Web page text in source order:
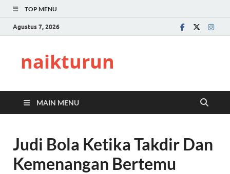
TOP MENU
Agustus 7, 2026
naikturun
MAIN MENU
Judi Bola Ketika Takdir Dan
Kemenangan Bertemu